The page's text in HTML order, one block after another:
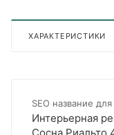
ХАРАКТЕРИСТИКИ
SEO название для
Интерьерная